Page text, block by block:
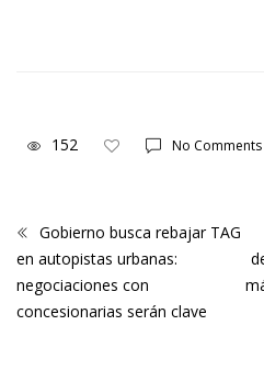
152 No Comments
Gobierno busca rebajar TAG
en autopistas urbanas:
negociaciones con
concesionarias serán clave